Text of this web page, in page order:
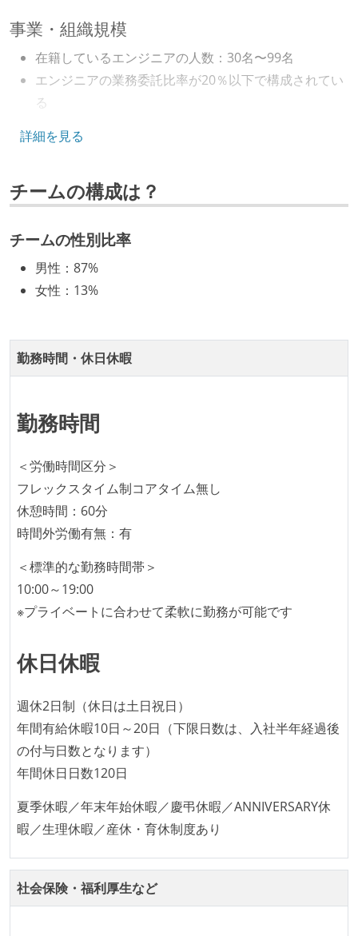
事業・組織規模
在籍しているエンジニアの人数：30名〜99名
エンジニアの業務委託比率が20％以下で構成されてい
る
エンジニアの人事評価にエンジニア経験者が関わって
いる
マネージャーやCTOと高頻度（月1程度）でキャリアに
年収800万円以上のエンジニアに、マネジメントの役
割を持たない人がいる
技術カルチャー
CTO またはそれに準じる、技術やワークフローの標準
取締役（社内）または執行役員として、エンジニアリ
ング部門の人間が経営に参加している
社外から登壇を依頼・指名を受けるようなエンジニア
が在籍している
エンジニアが自発的に外部のイベントやカンファレン
スに登壇している
Slack等で、最新技術の良し悪しをメンバーがよく会話
している
開発メンバーの裁量
ロントエンド、バックエンド、インフラといった役割
の境界を超えて、個人が必要な範囲にまで染み出して
いく姿勢が根付いている
ユーザーのニーズや課題を理解するために、開発チー
ムのメンバーが、ユーザーインタビューに参加してい
る
や、古くなったツールのリプレイスプロジェクトがボ
トムアップで実施されたことがある
OS やエディタ、IDE といった個人の環境は、各自の責
任で好きなものを使うことができる
企画を決定する場に、実装を担当する開発メンバーが
詳細を見る
チームの構成は？
チームの性別比率
男性 ： 87%
女性 ： 13%
勤務時間・休日休暇
勤務時間
＜労働時間区分＞
フレックスタイム制コアタイム無し
休憩時間：60分
時間外労働有無：有
＜標準的な勤務時間帯＞
10:00～19:00
※プライベートに合わせて柔軟に勤務が可能です
休日休暇
週休2日制（休日は土日祝日）
年間有給休暇10日～20日（下限日数は、入社半年経過後
の付与日数となります）
年間休日日数120日
夏季休暇／年末年始休暇／慶弔休暇／ANNIVERSARY休
暇／生理休暇／産休・育休制度あり
社会保険・福利厚生など